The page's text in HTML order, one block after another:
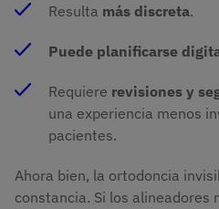
Resulta más discreta.
Puede planificarse
Requiere revisiones y
una experiencia menos
pacientes.
Ahora bien, la ortodoncia
constancia. Si los alineadores